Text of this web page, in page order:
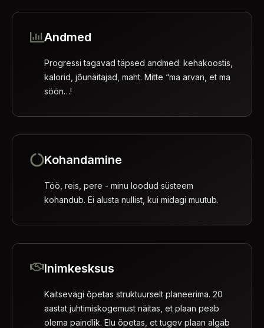
Andmed
Progressi tagavad täpsed andmed: kehakoostis,
kalorid, jõunäitajad, maht. Mitte “ma arvan, et ma
söön…!
Kohandamine
Töö, reis, pere - minu loodud süsteem
kohandub. Ei alusta nullist, kui midagi muutub.
Inimkesksus
Kaitsevägi õpetas struktuurselt planeerima. 20
aastat juhtimiskogemust näitas, et plaan peab
olema paindlik. Elu õpetas, et tugev plaan algab